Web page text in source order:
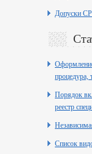
Допуски
процедура,
Порядок
реестр
Список